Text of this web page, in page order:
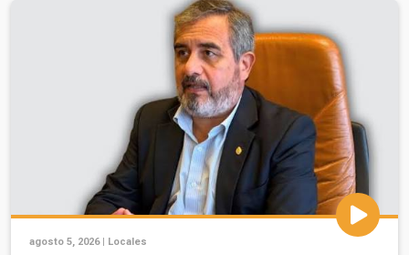
agosto 5, 2026 | Locales